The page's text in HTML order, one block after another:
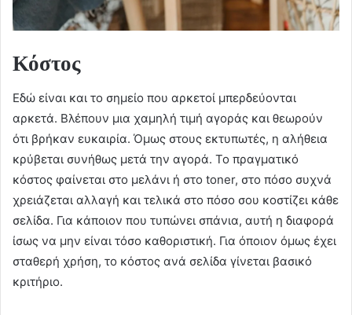
Κόστος
Εδώ είναι και το σημείο που αρκετοί μπερδεύονται
αρκετά. Βλέπουν μια χαμηλή τιμή αγοράς και θεωρούν
ότι βρήκαν ευκαιρία. Όμως στους εκτυπωτές, η αλήθεια
κρύβεται συνήθως μετά την αγορά. Το πραγματικό
κόστος φαίνεται στο μελάνι ή στο toner, στο πόσο συχνά
χρειάζεται αλλαγή και τελικά στο πόσο σου κοστίζει κάθε
σελίδα. Για κάποιον που τυπώνει σπάνια, αυτή η διαφορά
ίσως να μην είναι τόσο καθοριστική. Για όποιον όμως έχει
σταθερή χρήση, το κόστος ανά σελίδα γίνεται βασικό
κριτήριο.